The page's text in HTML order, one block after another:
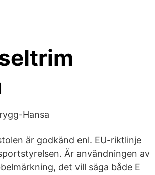
Hansa
är godkänd enl. EU-riktlinje
Är användningen av
det vill säga både E